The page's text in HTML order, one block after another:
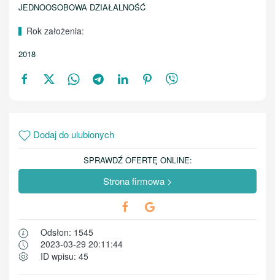
JEDNOOSOBOWA DZIAŁALNOŚĆ
Rok założenia:
2018
Dodaj do ulubionych
SPRAWDŹ OFERTĘ ONLINE:
Strona firmowa >
Odsłon: 1545
2023-03-29 20:11:44
ID wpisu: 45